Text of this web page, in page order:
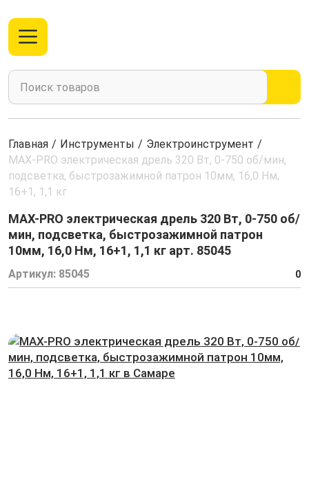
Главная / Инструменты / Электроинструмент /
MAX-PRO электрическая дрель 320 Вт, 0-750 об/мин,
подсветка, быстрозажимной патрон 10мм, 16,0 Нм,
16+1, 1,1 кг
MAX-PRO электрическая дрель 320 Вт, 0-750 об/
мин, подсветка, быстрозажимной патрон
10мм, 16,0 Нм, 16+1, 1,1 кг арт. 85045
Артикул: 85045 0